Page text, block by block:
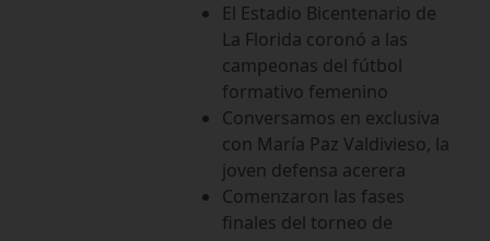
El Estadio Bicentenario de
La Florida coronó a las
campeonas del fútbol
formativo femenino
Conversamos en exclusiva
con María Paz Valdivieso, la
joven defensa acerera
Comenzaron las fases
finales del torneo de